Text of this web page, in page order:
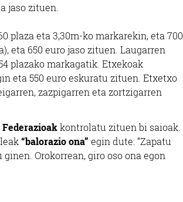
jaso zituen.
plaza eta 3,30m-ko markarekin, eta 700
eta 650 euro jaso zituen. Laugarren
plazako markagatik. Etxekoak
eta 550 euro eskuratu zituen. Etxetxo
zazpigarren eta zortzigarren
kontrolatu zituen bi saioak.
“balorazio ona” egin dute: “Zapatu
Orokorrean, giro oso ona egon